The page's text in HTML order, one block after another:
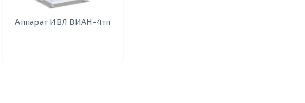
Аппарат ИВЛ ВИАН-4тп